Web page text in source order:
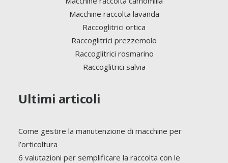
Macchine raccolta lavanda
Raccoglitrici ortica
Raccoglitrici prezzemolo
Raccoglitrici rosmarino
Raccoglitrici salvia
Ultimi articoli
Come gestire la manutenzione di macchine per
l’orticoltura
6 valutazioni per semplificare la raccolta con le